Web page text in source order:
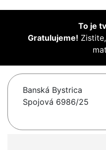
To je
Gratulujeme!
Banská Bystrica
Spojová 6986/25